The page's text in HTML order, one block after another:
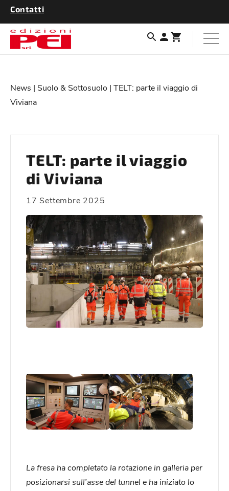
Contatti
News | Suolo & Sottosuolo | TELT: parte il viaggio di
Viviana
TELT: parte il viaggio
di Viviana
17 Settembre 2025
La fresa ha completato la rotazione in galleria per
posizionarsi sull’asse del tunnel e ha iniziato lo